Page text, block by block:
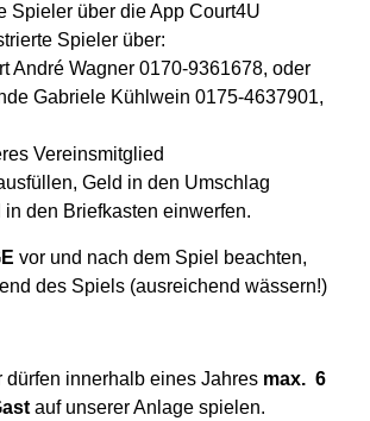
Spieler über die App Court4U
Spieler über:
André Wagner 0170-9361678, oder
Gabriele Kühlwein 0175-4637901,
Vereinsmitglied
Geld in den Umschlag
in den Briefkasten einwerfen.
vor und nach dem Spiel beachten,
des Spiels (ausreichend wässern!)
dürfen innerhalb eines Jahres max. 6
auf unserer Anlage spielen.